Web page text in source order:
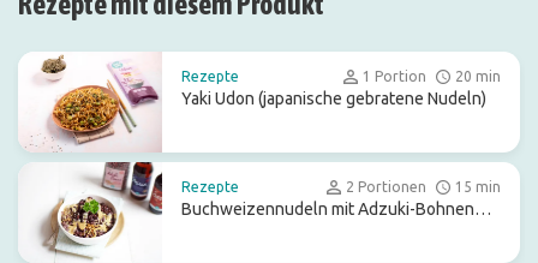
Rezepte 1 Portion 20 min
Yaki Udon (japanische gebratene Nudeln)
Rezepte 2 Portionen 15 min
Buchweizennudeln mit Adzuki-Bohnen